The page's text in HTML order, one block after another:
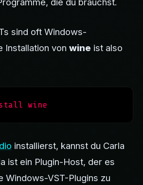
sind oft Windows-
Installation von wine ist also
wine
installierst, kannst du Carla
ist ein Plugin-Host, der es
Windows-VST-Plugins zu